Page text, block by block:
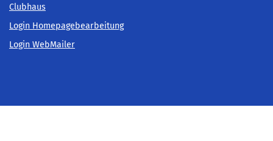
Clubhaus
Login Homepagebearbeitung
Login WebMailer